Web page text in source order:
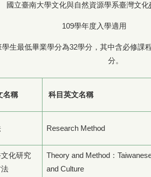
國立臺南大學文化與自然資源學系臺灣文化
109學年度入學
生最低畢業學分為32學分，其中含必修課
分。
名稱 科目英文名稱
Research Method
化研究
Theory and Method：
and Culture